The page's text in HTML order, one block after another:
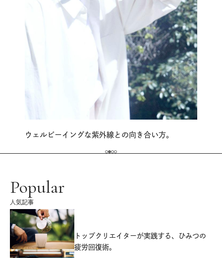
ウェルビーイングな紫外線との向き合い方。
Popular
人気記事
トップクリエイターが実践する、ひみつの
疲労回復術。